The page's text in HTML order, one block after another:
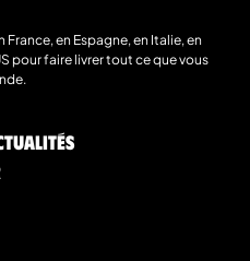
en Espagne, en Italie, en
pour faire livrer tout ce que vous